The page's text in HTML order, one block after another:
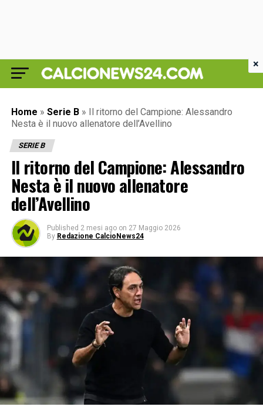
Home » Serie B » Il ritorno del Campione: Alessandro
Nesta è il nuovo allenatore dell’Avellino
SERIE B
Il ritorno del Campione: Alessandro
Nesta è il nuovo allenatore
dell’Avellino
Published 2 mesi ago on 27 Maggio 2026
By Redazione CalcioNews24
×